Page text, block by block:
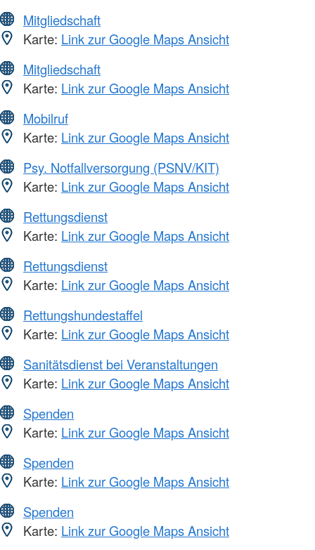
Mitgliedschaft
Karte: Link zur Google Maps Ansicht
Mitgliedschaft
Karte: Link zur Google Maps Ansicht
Mobilruf
Karte: Link zur Google Maps Ansicht
Psy. Notfallversorgung (PSNV/KIT)
Karte: Link zur Google Maps Ansicht
Rettungsdienst
Karte: Link zur Google Maps Ansicht
Rettungsdienst
Karte: Link zur Google Maps Ansicht
Rettungshundestaffel
Karte: Link zur Google Maps Ansicht
Sanitätsdienst bei Veranstaltungen
Karte: Link zur Google Maps Ansicht
Spenden
Karte: Link zur Google Maps Ansicht
Spenden
Karte: Link zur Google Maps Ansicht
Spenden
Karte: Link zur Google Maps Ansicht